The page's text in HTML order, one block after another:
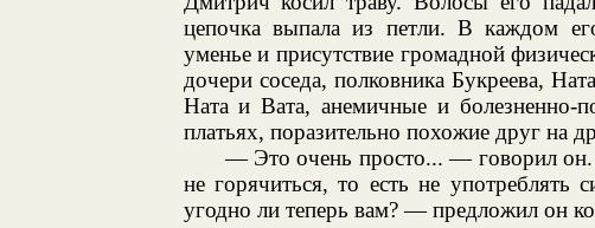
цепочка выпала из петли. В каждом
уменье и присутствие громадной
дочери соседа, полковника Букреева,
Ната и Вата, анемичные и
платьях, поразительно похожие друг на
— Это очень просто... — говорил
не горячиться, то есть не
угодно ли теперь вам? — предложил он